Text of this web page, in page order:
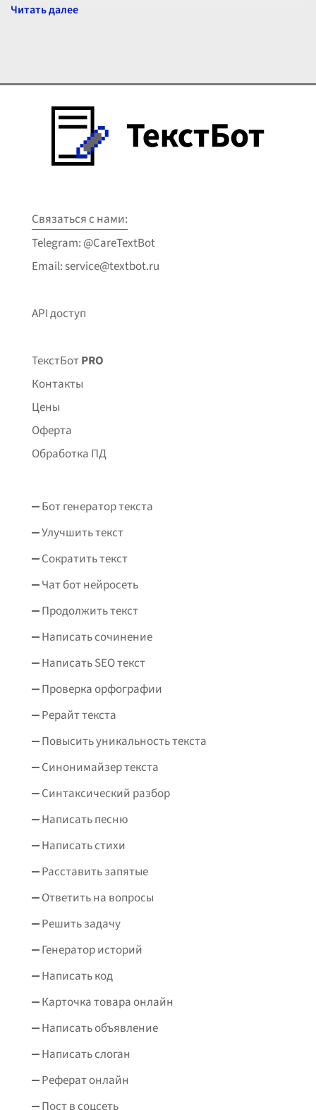
Связаться с нами:
Telegram: @CareTextBot
Email: service@textbot.ru
API доступ
ТекстБотPRO
Контакты
Цены
Оферта
Обработка ПД
Бот генератор текста
Улучшить текст
Сократить текст
Чат бот нейросеть
Продолжить текст
Написать сочинение
Написать SEO текст
Проверка орфографии
Рерайт текста
Повысить уникальность текста
Синонимайзер текста
Синтаксический разбор
Написать песню
Написать стихи
Расставить запятые
Ответить на вопросы
Решить задачу
Генератор историй
Написать код
Карточка товара онлайн
Написать объявление
Написать слоган
Реферат онлайн
Пост в соцсеть